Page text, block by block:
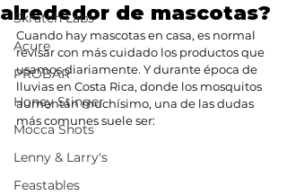
Skratch Labs
Acure
PROBAR
Honey Stinger
Mocca Shots
Lenny & Larry's
Feastables
alrededor de mascotas?
Cuando hay mascotas en casa, es normal
revisar con más cuidado los productos que
usamos diariamente. Y durante época de
lluvias en Costa Rica, donde los mosquitos
aumentan muchísimo, una de las dudas
más comunes suele ser: